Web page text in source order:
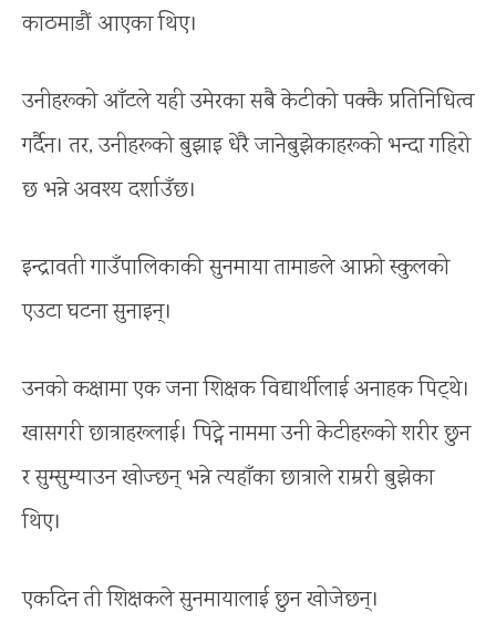
काठमाडौं आएका थिए।
उनीहरूको आँटले यही उमेरका सबै केटीको पक्कै प्रतिनिधित्व
गर्दैन। तर, उनीहरूको बुझाइ धेरै जानेबुझेकाहरूको भन्दा गहिरो
छ भन्ने अवश्य दर्शाउँछ।
इन्द्रावती गाउँपालिकाकी सुनमाया तामाङले आफ्नो स्कुलको
एउटा घटना सुनाइन्।
उनको कक्षामा एक जना शिक्षक विद्यार्थीलाई अनाहक पिट्थे।
खासगरी छात्राहरूलाई। पिट्ने नाममा उनी केटीहरूको शरीर छुन
र सुम्सुम्याउन खोज्छन् भन्ने त्यहाँका छात्राले राम्ररी बुझेका
थिए।
एकदिन ती शिक्षकले सुनमायालाई छुन खोजेछन्।